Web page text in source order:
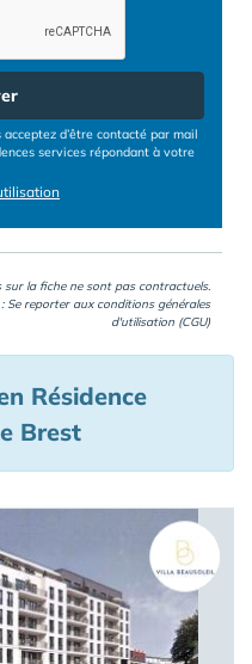
d’être contacté par mail
services répondant à votre
sur la fiche ne sont pas contractuels.
Se reporter aux conditions générales
d'utilisation (CGU)
Résidence
Brest